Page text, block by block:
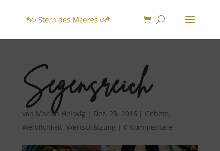
Segensreich
von Marion Hellwig | Dez. 23, 2016 | Gebete,
Weiblichkeit, Wertschätzung | 0 Kommentare